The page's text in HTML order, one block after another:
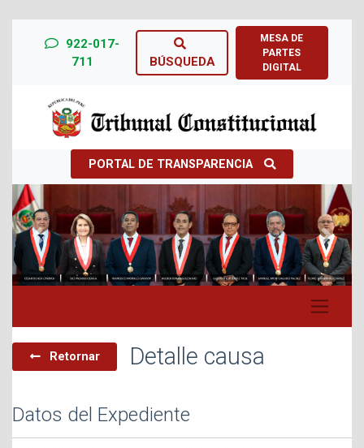
922-017-
711
BÚSQUEDA
MESA DE
PARTES
DIGITAL
PORTAL DE TRANSPARENCIA
Previous Next
Retornar Detalle causa
Datos del Expediente